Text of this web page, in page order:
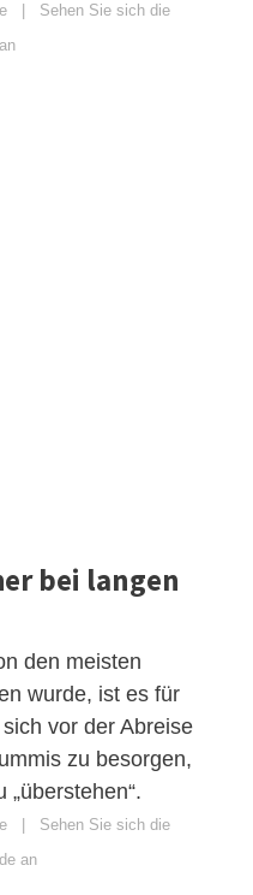
Sehen Sie sich die
bei langen
den meisten
wurde, ist es für
vor der Abreise
zu besorgen,
Sehen Sie sich die
an